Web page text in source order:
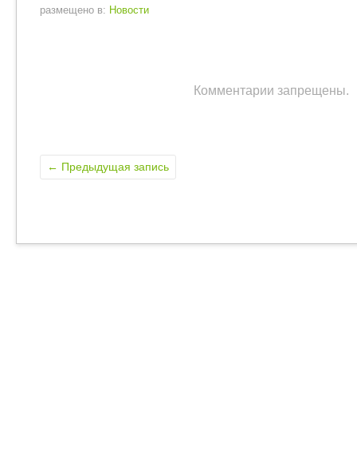
размещено в: Новости
Комментарии запрещены.
← Предыдущая запись